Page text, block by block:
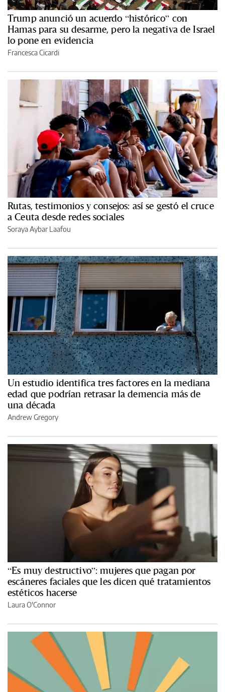
Trump anunció un acuerdo “histórico” con
Hamas para su desarme, pero la negativa de Israel
lo pone en evidencia
Francesca Cicardi
Rutas, testimonios y consejos: así se gestó el cruce
a Ceuta desde redes sociales
Soraya Aybar Laafou
Un estudio identifica tres factores en la mediana
edad que podrían retrasar la demencia más de
una década
Andrew Gregory
“Es muy destructivo”: mujeres que pagan por
escáneres faciales que les dicen qué tratamientos
estéticos hacerse
Laura O'Connor